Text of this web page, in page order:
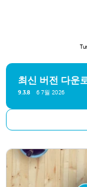
최신 버전 다운
9.3.8 6 7월 2026